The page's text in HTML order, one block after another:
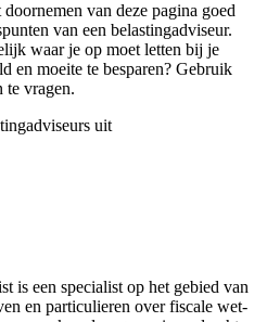
van deze pagina goed
van een belastingadviseur.
waar je op moet letten bij je
en moeite te besparen? Gebruik
te vragen.
uit
is een specialist op het gebied van
en particulieren over fiscale wet-